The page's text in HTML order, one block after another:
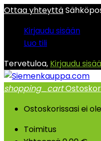
Ottaa yhteyttä
Kirjaudu sisään
Luo tili
Tervetuloa, Kirjaudu
shopping_cart
Ostoskorissasi ei
Toimitus